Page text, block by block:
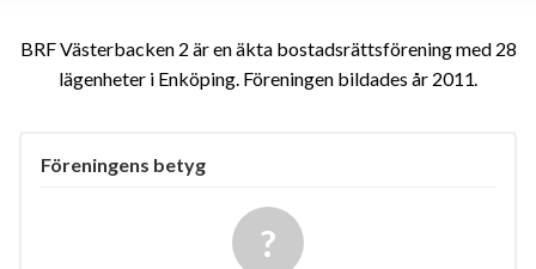
BRF Västerbacken 2 är en äkta bostadsrättsförening med 28
lägenheter i Enköping. Föreningen bildades år 2011
Föreningens betyg